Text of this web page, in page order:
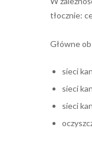
tłocznie:
Główne
sieci
sieci
sieci